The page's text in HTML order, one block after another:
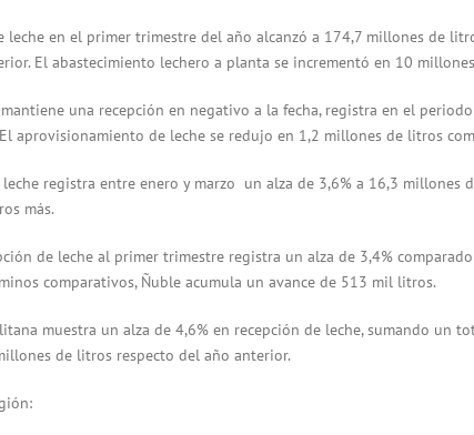
leche en el primer trimestre del año alcanzó a 174,7 millones de
El abastecimiento lechero a planta se incrementó en 10
una recepción en negativo a la fecha, registra en el
aprovisionamiento de leche se redujo en 1,2 millones de litros
registra entre enero y marzo un alza de 3,6% a 16,3 millones
más.
de leche al primer trimestre registra un alza de 3,4%
comparativos, Ñuble acumula un avance de 513 mil litros.
muestra un alza de 4,6% en recepción de leche, sumando un
de litros respecto del año anterior.